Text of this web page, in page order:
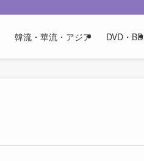
韓流・華流・アジア DVD・BD